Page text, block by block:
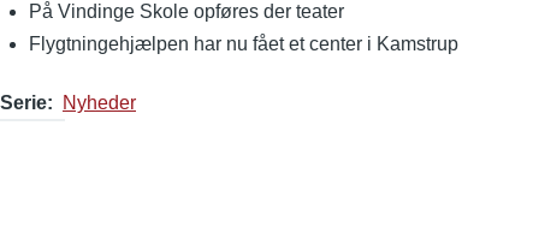
På Vindinge Skole opføres der teater
Flygtningehjælpen har nu fået et center i Kamstrup
Serie Nyheder